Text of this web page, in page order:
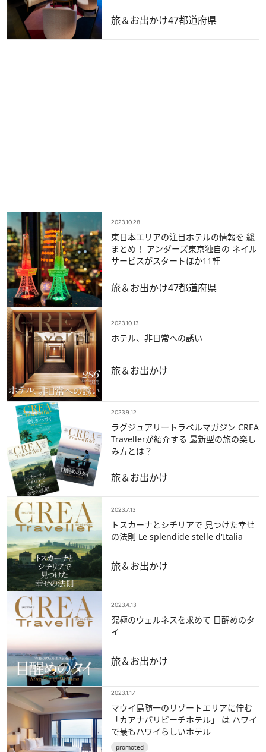
旅＆お出かけ47都道府県
2023.10.28
東日本エリアの注目ホテルの情報を 総
まとめ！ アンダーズ東京独自の ネイル
サービスがスタートほか11軒
旅＆お出かけ47都道府県
2023.10.13
ホテル、非日常への誘い
旅＆お出かけ
2023.9.12
ラグジュアリートラベルマガジン CREA
Travellerが紹介する 最新型の旅の楽し
み方とは？
旅＆お出かけ
2023.7.13
トスカーナとシチリアで 見つけた幸せ
の法則 Le splendide stelle d'Italia
旅＆お出かけ
2023.4.13
究極のウェルネスを求めて 目醒めのタ
イ
旅＆お出かけ
2023.1.17
マウイ島随一のリゾートエリアに佇む
「カアナパリビーチホテル」 は ハワイ
で最もハワイらしいホテル
promoted